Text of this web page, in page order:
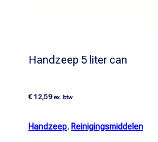
Handzeep 5 liter can
€ 12,59 ex. btw
Handzeep, Reinigingsmiddelen